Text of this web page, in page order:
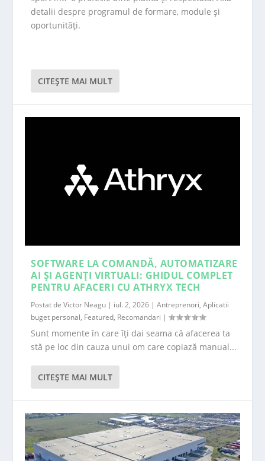
detalii despre programul de formare, module și
oportunități.
CITEŞTE MAI MULT
SOFTWARE LA COMANDĂ, AUTOMATIZARE
AI ȘI AGENȚI VIRTUALI: GHIDUL COMPLET
PENTRU AFACERI CU ATHRYX TECH
Postat deVictor Neagu | iul. 2, 2026 |Antreprenori,Aplicatii
buget personal, Featured, Recomandari |
Sunt momente în care îți dai seama că afacerea ta
stă pe loc din cauza unui om care copiază manual...
CITEŞTE MAI MULT